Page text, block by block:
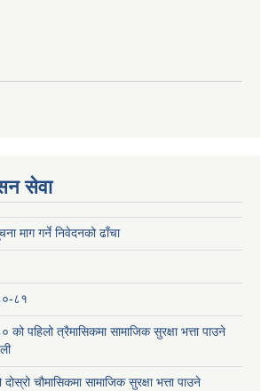
सेवा
माग गर्ने निवेदनको ढाँचा
८१
पहिलो त्रैमासिकमा सामाजिक सुरक्षा भत्ता पाउने
चौमासिकमा सामाजिक सुरक्षा भत्ता पाउने